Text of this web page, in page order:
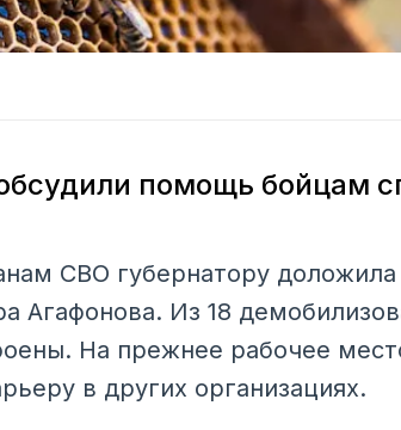
помощь бойцам
СВО губернатору доложила
Агафонова. Из 18
На прежнее рабочее
в других организациях.